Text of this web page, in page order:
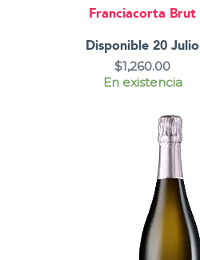
Franciacorta Brut
Disponible 20 Julio
$1,260.00
En existencia